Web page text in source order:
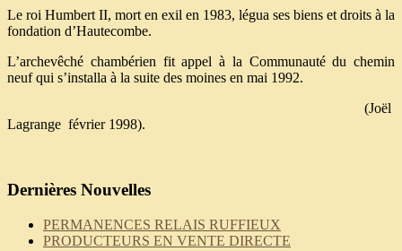
Le roi Humbert II, mort en exil en 1983, légua ses biens et droits à la
fondation d’Hautecombe.
L’archevêché chambérien fit appel à la Communauté du chemin
neuf qui s’installa à la suite des moines en mai 1992.
(Joël
Lagrange février 1998).
Dernières Nouvelles
PERMANENCES RELAIS RUFFIEUX
PRODUCTEURS EN VENTE DIRECTE